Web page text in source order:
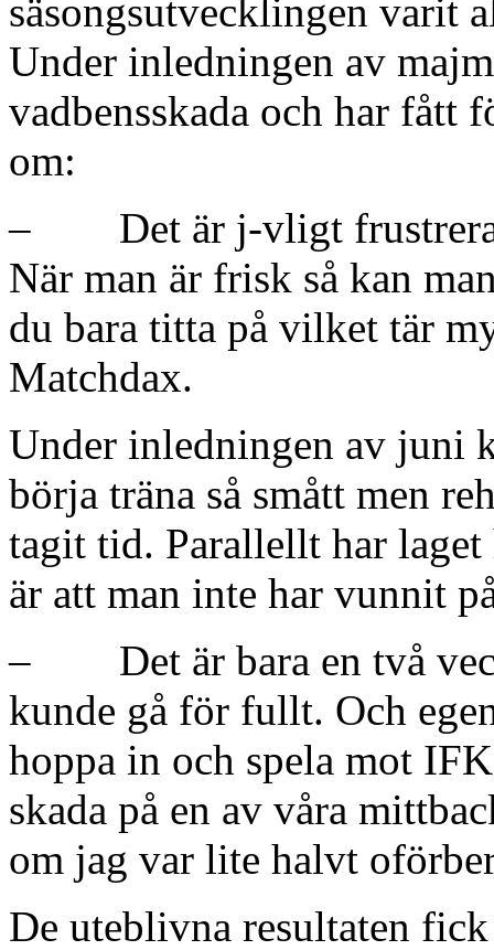
säsongsutvecklingen varit
Under inledningen av
vadbensskada och har fått
om:
– Det är j-vligt
När man är frisk så kan
du bara titta på vilket tär
Matchdax.
Under inledningen av juni
börja träna så smått men
tagit tid. Parallellt har
är att man inte har vunnit
– Det är bara en två
kunde gå för fullt. Och
hoppa in och spela mot
skada på en av våra
om jag var lite halvt
De uteblivna resultaten